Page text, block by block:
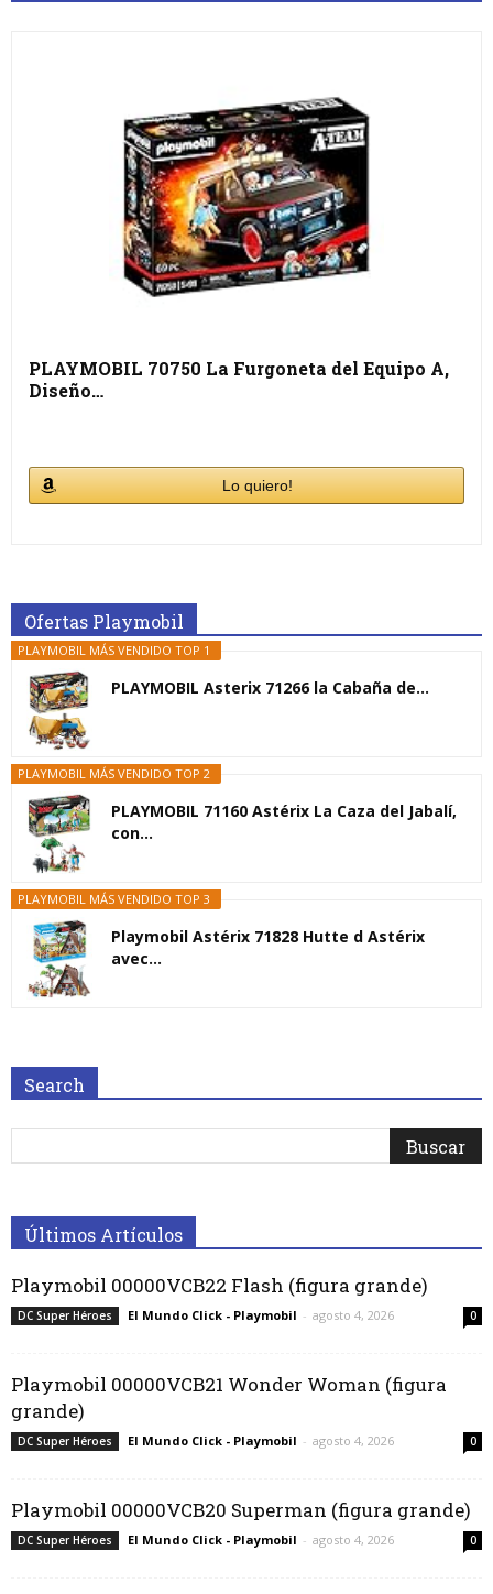
PLAYMOBIL 70750 La Furgoneta del Equipo A,
Diseño…
Lo quiero!
Ofertas Playmobil
PLAYMOBIL MÁS VENDIDO TOP 1
PLAYMOBIL Asterix 71266 la Cabaña de...
PLAYMOBIL MÁS VENDIDO TOP 2
PLAYMOBIL 71160 Astérix La Caza del Jabalí,
con...
PLAYMOBIL MÁS VENDIDO TOP 3
Playmobil Astérix 71828 Hutte d Astérix
avec...
Search
Últimos Artículos
Playmobil 00000VCB22 Flash (figura grande)
DC Super Héroes El Mundo Click - Playmobil - agosto 4, 2026 0
Playmobil 00000VCB21 Wonder Woman (figura
grande)
DC Super Héroes El Mundo Click - Playmobil - agosto 4, 2026 0
Playmobil 00000VCB20 Superman (figura grande)
DC Super Héroes El Mundo Click - Playmobil - agosto 4, 2026 0